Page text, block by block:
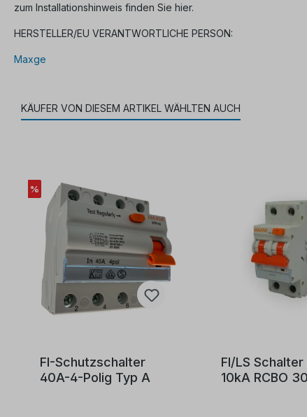
zum Installationshinweis finden Sie hier.
HERSTELLER/EU VERANTWORTLICHE PERSON:
Maxge
KÄUFER VON DIESEM ARTIKEL WÄHLTEN AUCH
%
FI-Schutzschalter
40A-4-Polig Typ A
FI/LS Schalter
10kA RCBO